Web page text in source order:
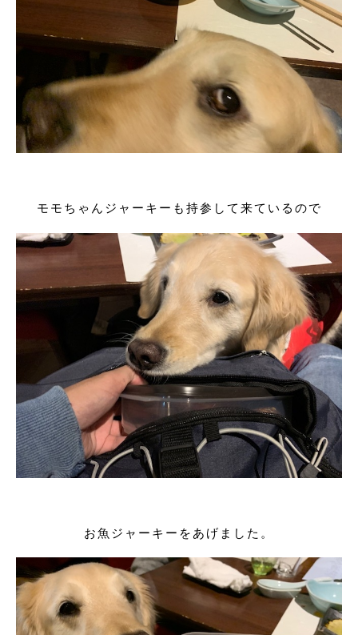
モモちゃんジャーキーも持参して来ているので
お魚ジャーキーをあげました。